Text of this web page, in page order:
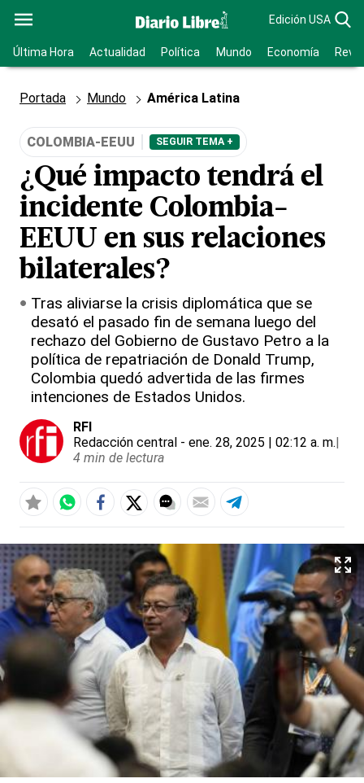
Edición USA
Última Hora Actualidad Política Mundo Economía
Portada Mundo América Latina
COLOMBIA-EEUU SEGUIR TEMA +
¿Qué impacto tendrá el
incidente Colombia-
EEUU en sus relaciones
bilaterales?
Tras aliviarse la crisis diplomática que se
desató el pasado fin de semana luego del
rechazo del Gobierno de Gustavo Petro a la
política de repatriación de Donald Trump,
Colombia quedó advertida de las firmes
intenciones de Estados Unidos.
RFI
Redacción central - ene. 28, 2025 | 02:12 a. m.|
4 min de lectura